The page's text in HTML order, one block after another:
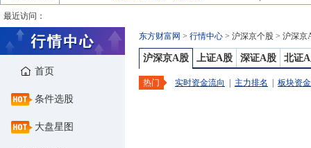
最近访问：
首页
条件选股
大盘星图
东方财富网 > 行情中心 > 沪深京个股 > 沪深京
沪深京A股 上证A股 深证A股 北证
热门 实时资金流向 主力排名 板块资金